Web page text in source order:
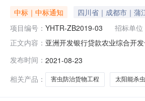
中标｜中标通知
四川省｜成都市｜蒲
项目编号： YHTR-ZB2019-03 招标单位
正文内容： 亚洲开发银行贷款农业综合开
期:2021年8月23日项目名称:亚
发布时间： 2021-08-23
相关产品：
害虫防治货物工程 太阳能杀